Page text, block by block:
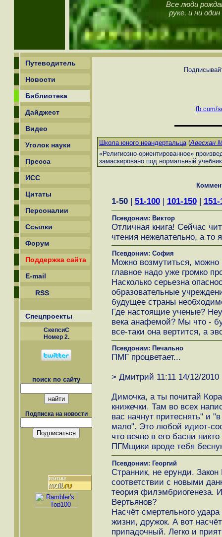
Все люди
руке, и ни
Путеводитель
Новости
Библиотека
Дайджест
Видео
Уголок науки
Пресса
ИСС
Цитаты
Персоналии
Ссылки
Форум
Поддержка сайта
E-mail
RSS
Спецпроекты
СкепсиС
Номер 2.
поиск по сайту
Подписка на новости
fb.com/
Школа юного неандертальца(Авесхан
«Религиозно-ориентированное»
замаскировано под нормальный
1-50| 51-100| 101-150| 151-
Псевдоним: Виктор
Отличная книга! Сейчас
чтения нежелательно, а то
Псевдоним: София
Можно возмутиться, можно
главное надо уже громко
Насколько серьезна
образовательные
будущее страны
Где настоящие ученые?
века анафемой? Мы что -
все-таки она вертится, а
Псевдоним: Печально
ПМГ процветает...
> Дмитрий 11:11 14/12/2010
Димочка, а ты почитай
книжечки. Там во всех
вас начнут притеснять" и
мало". Это любой идиот-
что вечно в его басни
ПГМщики вроде тебя
Псевдоним: Георгий
Странник, не ерунди. Закон
соответствии с новыми
теория филэмбриогенеза.
Вертьянов?
Насчёт смертельного
жизни, дружок. А вот
припадочный. Легко и